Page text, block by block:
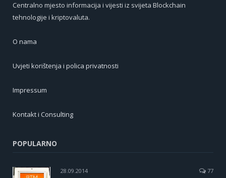
Centralno mjesto informacija i vijesti iz svijeta Blockchain
tehnologije i kriptovaluta.
O nama
Uvjeti korištenja i polica privatnosti
Impressum
Kontakt i Consulting
POPULARNO
28.09.2014 77